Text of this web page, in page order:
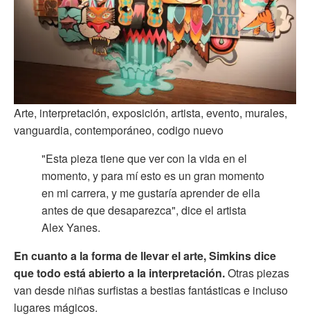
Arte, interpretación, exposición, artista, evento, murales,
vanguardia, contemporáneo, codigo nuevo
"Esta pieza tiene que ver con la vida en el
momento, y para mí esto es un gran momento
en mi carrera, y me gustaría aprender de ella
antes de que desaparezca", dice el artista
Alex Yanes.
En cuanto a la forma de llevar el arte, Simkins dice
que todo está abierto a la interpretación.Otras piezas
van desde niñas surfistas a bestias fantásticas e incluso
lugares mágicos.